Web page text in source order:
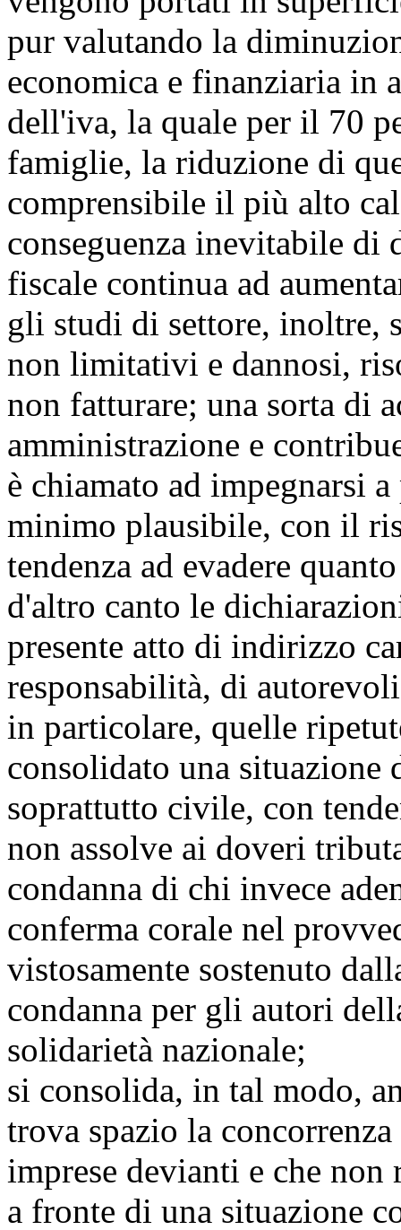
pur valutando la
economica e finanziaria in
dell'iva, la quale per il 70
famiglie, la riduzione di
comprensibile il più alto
conseguenza inevitabile di
fiscale continua ad
gli studi di settore, inoltre,
non limitativi e dannosi,
non fatturare; una sorta di
amministrazione e
è chiamato ad impegnarsi
minimo plausibile, con il
tendenza ad evadere
d'altro canto le
presente atto di indirizzo
responsabilità, di
in particolare, quelle
consolidato una situazione
soprattutto civile, con
non assolve ai doveri
condanna di chi invece
conferma corale nel
vistosamente sostenuto
condanna per gli autori
solidarietà nazionale;
si consolida, in tal modo,
trova spazio la
imprese devianti e che
a fronte di una situazione